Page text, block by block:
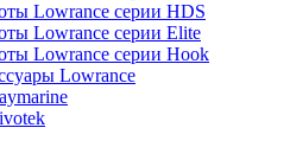
Lowrance серии HDS
Lowrance серии Elite
Lowrance серии Hook
Lowrance